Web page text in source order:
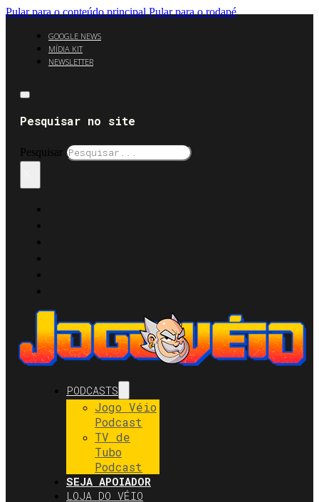
Pular para o conteúdo principal Pular para o rodapé
GOOGLE NEWS
MÍDIA KIT
NEWSLETTER
Pesquisar no site
Pesquisar
PODCASTS
Jogo Véio
Podcast
TV de
Tubo
Podcast
SEJA APOIADOR
LOJA DO VÉIO